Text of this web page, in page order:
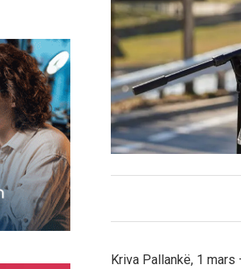
Kriva Pallankë, 1 mars